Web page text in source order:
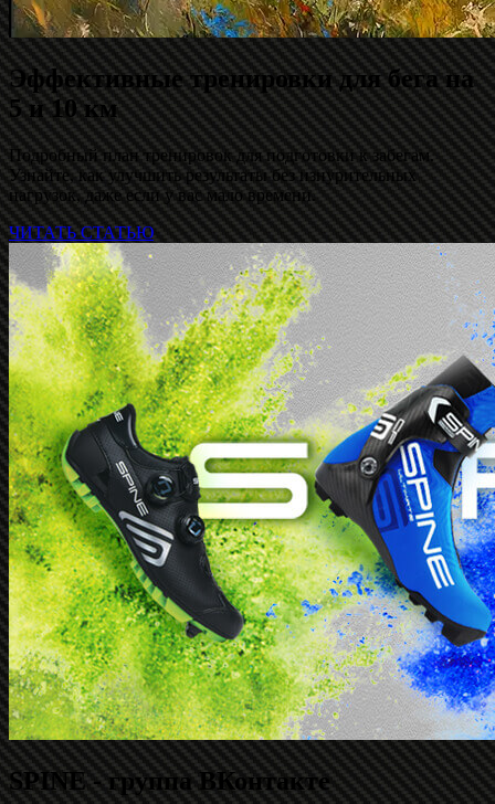
Эффективные тренировки для бега на
5 и 10 км
Подробный план тренировок для подготовки к забегам.
Узнайте, как улучшить результаты без изнурительных
нагрузок, даже если у вас мало времени.
ЧИТАТЬ СТАТЬЮ
SPINE - группа ВКонтакте